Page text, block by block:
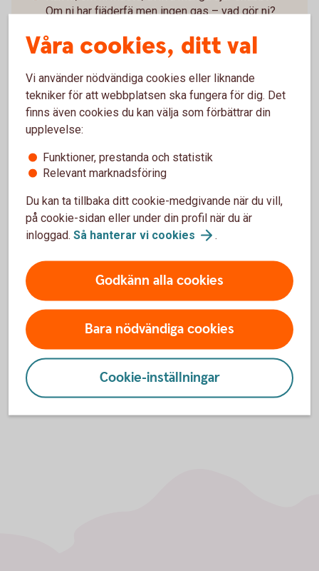
Om ni har fjäderfä men ingen gas – vad gör ni?
annan utrustning snabbt åtkomliga.
Se till att ha lager av utsäde, gödsel- och
växtskyddsmedel, foder, strö och receptfria
läkemedel så att ni klarar störningar i
leveranskedjorna.
Vill du höja beredskapen på din gård finns det bra
checklistor och handböcker du kan använda dig av. Se dem
som inspiration och stöd, för alla gårdar har sina unika
förutsättningar som ska ligga till grund för de antaganden
reda på vilka som är de mest kritiska faktorerna i din
verksamhet och göra en plan för hur du ska agera om en
kris hotar att påverka dem. Vad måste alltid fungera på
gården? Vilka risker och sårbarheter finns i just ditt företag?
Våra cookies, ditt val
Vi använder nödvändiga cookies eller liknande
tekniker för att webbplatsen ska fungera för dig. Det
finns även cookies du kan välja som förbättrar din
upplevelse:
Funktioner, prestanda och statistik
Relevant marknadsföring
Du kan ta tillbaka ditt cookie-medgivande när du vill,
på cookie-sidan eller under din profil när du är
inloggad. Så hanterar vi cookies .
Godkänn alla cookies
Bara nödvändiga cookies
Cookie-inställningar